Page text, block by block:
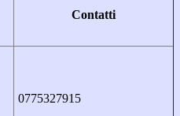
Contatti
0775327915